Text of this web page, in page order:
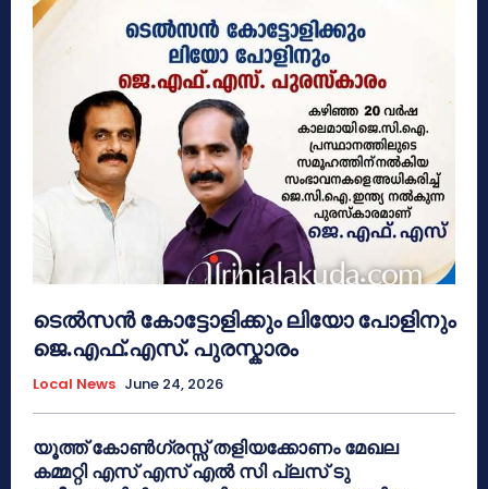
ടെൽസൻ കോട്ടോളിക്കും ലിയോ പോളിനും
ജെ.എഫ്.എസ്. പുരസ്കാരം
Local News June 24, 2026
യൂത്ത് കോൺഗ്രസ്സ് തളിയക്കോണം മേഖല
കമ്മറ്റി എസ് എസ് എൽ സി പ്ലസ് ടു